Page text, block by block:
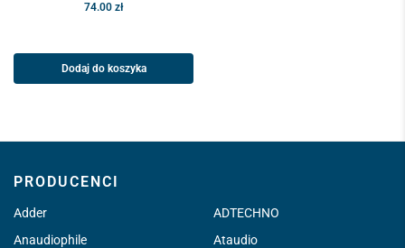
74.00 zł
Dodaj do koszyka
PRODUCENCI
Adder
ADTECHNO
Anaudiophile
Ataudio